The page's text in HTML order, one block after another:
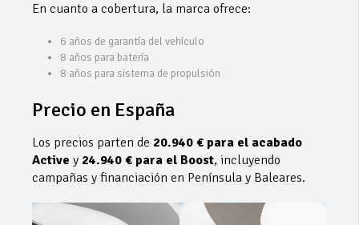
En cuanto a cobertura, la marca ofrece:
6 años de garantía del vehículo
8 años para batería
8 años para sistema de propulsión
Precio en España
Los precios parten de 20.940 € para el acabado
Active y 24.940 € para el Boost, incluyendo
campañas y financiación en Península y Baleares.